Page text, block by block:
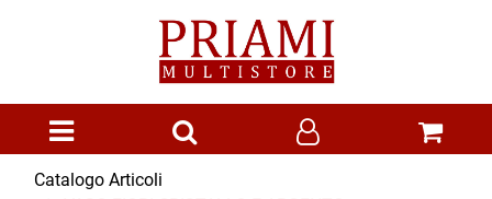
Open menu
Catalogo Articoli